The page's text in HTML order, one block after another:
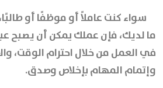
سواء كنت عاملاً أو موظفًا أو
ما لديك، فإن عملك يمكن أن يصبح
في العمل من خلال احترام الوقت،
وإتمام المهام بإخلاص وصدق.